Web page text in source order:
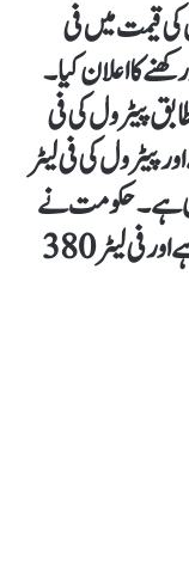
قیمت میں فی
کا اعلان کیا۔
پیٹرول کی فی
ہے اور پیٹرول کی فی لیٹر
مقرر کی گئی ہے۔حکومت نے
ڈیزل کی قیمت میں کوئی ردوبدل نہیں کی ہے اور فی لیٹر 380